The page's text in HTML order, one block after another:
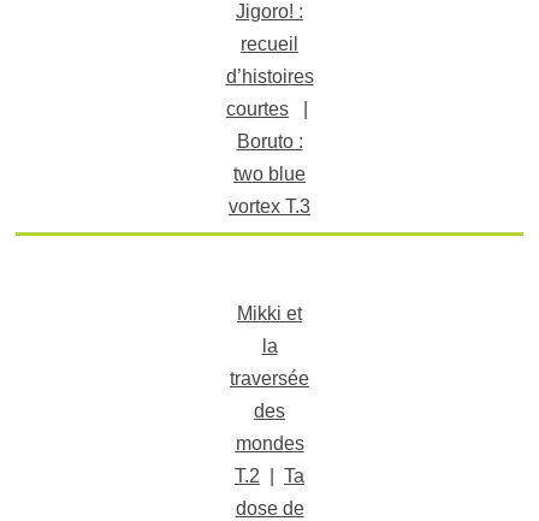
Jigoro! :
recueil
d’histoires
courtes
Boruto :
two blue
vortex T.3
Mikki et
la
traversée
des
mondes
T.2
Ta
dose de